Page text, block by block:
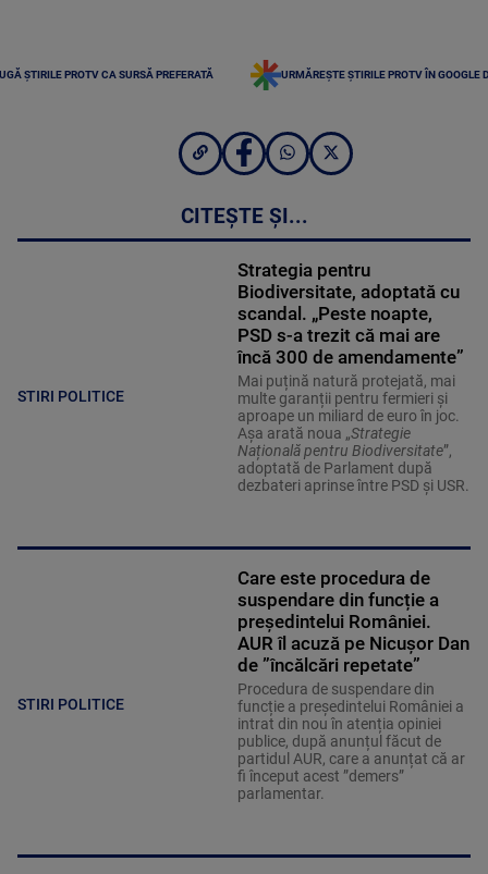
ȘTIRILE PROTV CA SURSĂ PREFERATĂ URMĂREȘTE ȘTIRILE PROTV ÎN GOOGLE
CITEȘTE ȘI...
STIRI POLITICE
Strategia pentru
Biodiversitate, adoptată cu
scandal. „Peste noapte,
PSD s-a trezit că mai are
încă 300 de amendamente”
Mai puțină natură protejată, mai
multe garanții pentru fermieri și
aproape un miliard de euro în joc.
Așa arată noua „Strategie
Națională pentru Biodiversitate”,
adoptată de Parlament după
dezbateri aprinse între PSD și USR.
STIRI POLITICE
Care este procedura de
suspendare din funcție a
președintelui României.
AUR îl acuză pe Nicușor Dan
de ”încălcări repetate”
Procedura de suspendare din
funcție a președintelui României a
intrat din nou în atenția opiniei
publice, după anunțul făcut de
partidul AUR, care a anunțat că ar
fi început acest ”demers”
parlamentar.